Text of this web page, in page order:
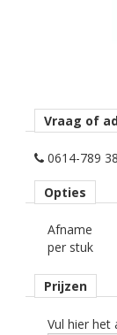
Vraag of
0614-789
Opties
Afname
per stuk
Prijzen
Vul hier het